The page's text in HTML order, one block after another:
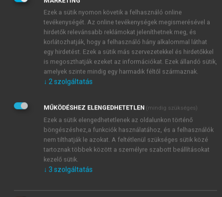
Emlékkönyv,szerk.: Szathmáry Béla, Sárospatak,
1995, 99–124. Sátoraljaújhely, 1995.; Horváth Tibor:
Finkey Ferenc emlékére.Jogtörténeti Szemle,2006. 2.
szám, 77–81.; Horváth Tibor: Finkey Ferenc
emlékére.Emlékkönyv Finkey Ferenc (1870–1949),
szerk. Szathmáry Béla, A Jogászok a Kultúráért
Alapítvány Sátoraljaújhely, Sátoraljaújhely, 1995.;
Király Tibor: Finkey nézetei a büntetőeljárási jogról
=Emlékkönyv Finkey Ferenc (1870–1949),
Szathmáry Béla, A Jogászok a Kultúráért Alapítvány
Sátoraljaújhely; Ködöböcz József:Finkey Ferenc életet
és munkássága,Felsőmagyarország Kiadó, Miskolc-
Sárospatak, 1995.; Kőhalmi László: Finkey Ferenc, a
magyar magister juris criminalis.
évf. 4. szám, 18–22.; Kőhalmi László: Égető sebek.
jogtudomány atyjáról,Börtönügyi Szemle,2000/4,
Ezek a sütik nyomon követik a felhasználó online
tevékenységét. Az online tevékenységek megismerésével a
hirdetők relevánsabb reklámokat jeleníthetnek meg, és
korlátozhatják, hogy a felhasználó hány alkalommal láthat
egy hirdetést. Ezek a sütik más szervezetekkel és hirdetőkkel
is megoszthatják ezeket az információkat. Ezek állandó sütik,
amelyek szinte mindig egy harmadik féltől származnak.
↓ 2szolgáltatás
MŰKÖDÉSHEZ ELENGEDHETETLEN (mindig szükséges)
Ezek a sütik elengedhetetlenek az oldalunkon történő
böngészéshez,a funkciók használatához, és a felhasználók
nem tilthatják le azokat. A feltétlenül szükséges sütik közé
tartoznak többek között a személyre szabott beállításokat
kezelő sütik.
↓ 3 szolgáltatás